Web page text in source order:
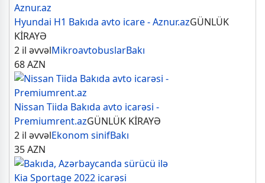
Hyundai H1 Bakıda avto icare - Aznur.azGÜNLÜK
KİRAYƏ
2 il əvvəlMikroavtobuslarBakı
68AZN
Nissan Tiida Bakıda avto icarəsi -
Premiumrent.azGÜNLÜK KİRAYƏ
2 il əvvəlEkonom sinifBakı
35AZN